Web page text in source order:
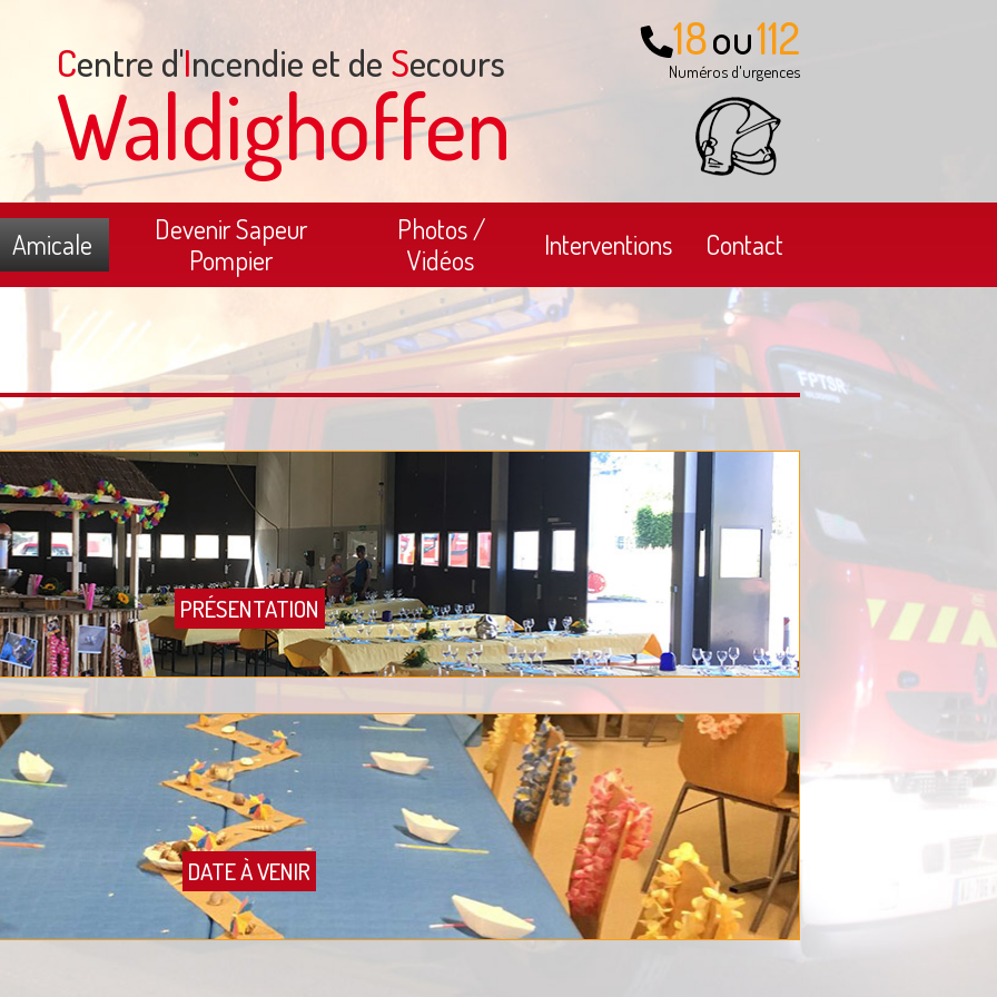
Centre d'Incendie et de Secours
Waldighoffen
18ou112
Numéros d'urgences
Amicale
Devenir Sapeur
Pompier
Photos /
Vidéos
Interventions Contact
PRÉSENTATION
DATE À VENIR